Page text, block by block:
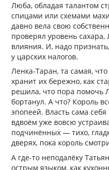
Люба, обладая талантом
спицами или схемами
давно вела свою
проверял уровень
влияния. И, надо
у царских налогов.
Ленка-Таран, та самая,
хранит их бережно, как
решила, что пора помочь
бортанул. А что? Король
эпопеей. Власть сама
вдвоём уже вовсю
подчинённых — тихо,
дверях, пока король
А где-то неподалёку
острым языком, как